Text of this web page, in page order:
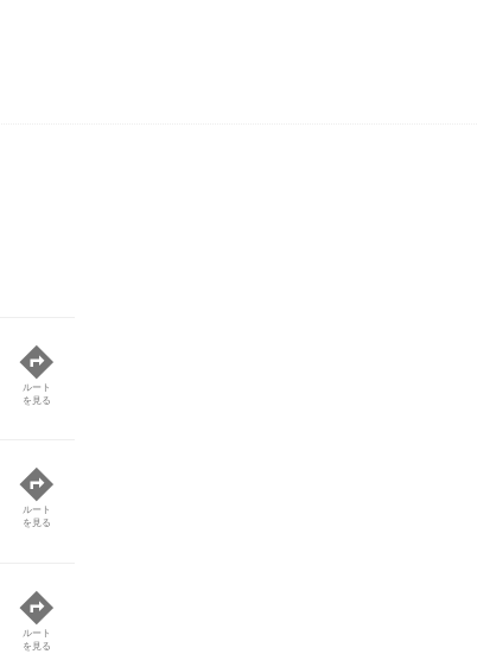
ルート
を見る
ルート
を見る
ルート
を見る